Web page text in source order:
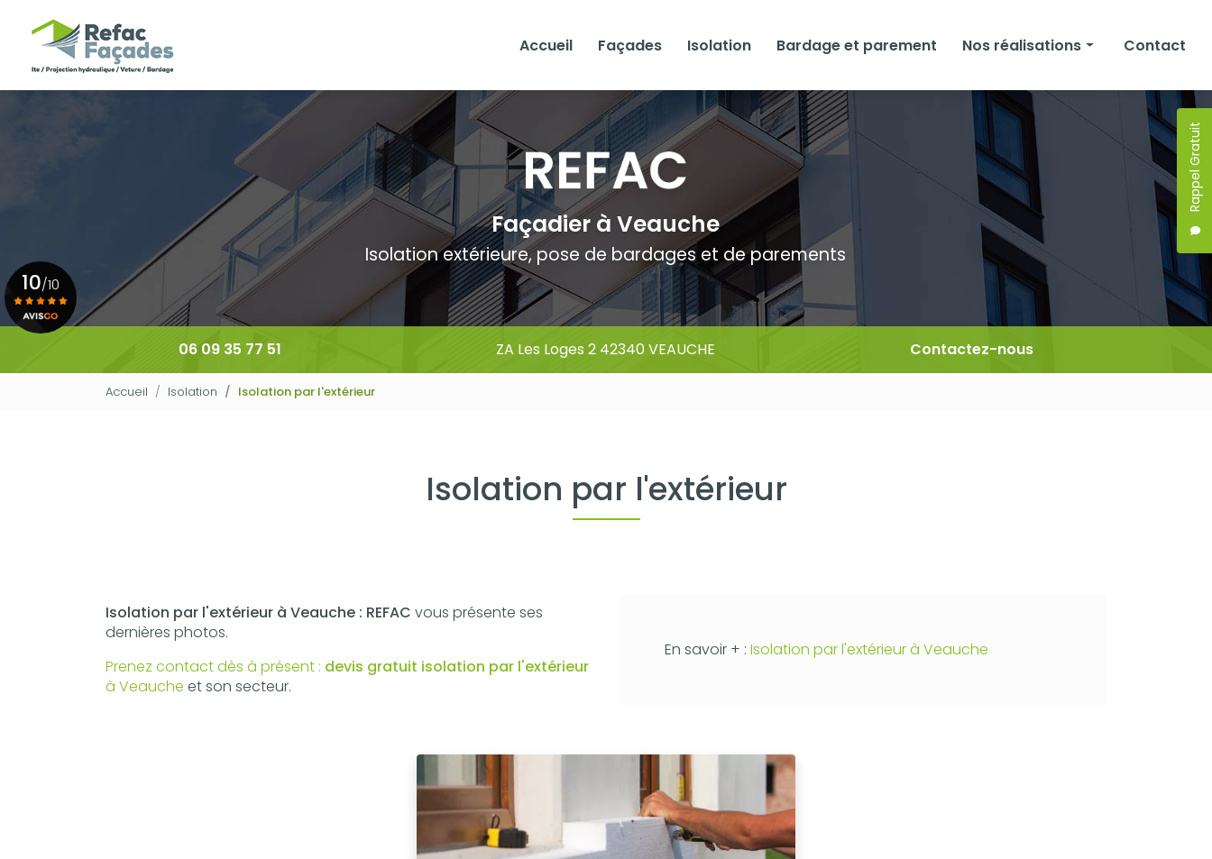
contenu
principal
Rappel Gratuit
Accueil
Façades Isolation Bardage et parement Nos réalisations
Façades
Isolation
Bardage et parement
Contact
Façadier à Veauche
Isolation extérieure, pose de bardages et de parements
06 09 35 77 51 ZA Les Loges 2 42340 VEAUCHE Contactez-nous
10/10
Accueil Isolation Isolation par l'extérieur
Isolation par l'extérieur
Isolation par l'extérieur à Veauche : REFAC vous présente ses
dernières photos.
Prenez contact dès à présent : devis gratuit isolation par l'extérieur
à Veauche et son secteur.
En savoir + : Isolation par l'extérieur à Veauche